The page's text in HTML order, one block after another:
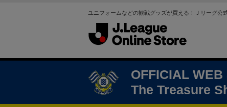
ユニフォームなどの観戦グッズが買える！Ｊリーグ公
OFFICIAL WEB
The Treasure